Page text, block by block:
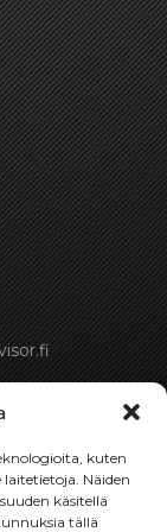
kuten
Näiden
käsitellä
tällä